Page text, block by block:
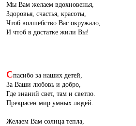
Мы Вам желаем вдохновенья,
Здоровья, счастья, красоты,
Чтоб волшебство Вас окружало,
И чтоб в достатке жили Вы!
Спасибо за наших детей,
За Ваши любовь и добро,
Где знаний свет, там и светло.
Прекрасен мир умных людей.
Желаем Вам солнца тепла,